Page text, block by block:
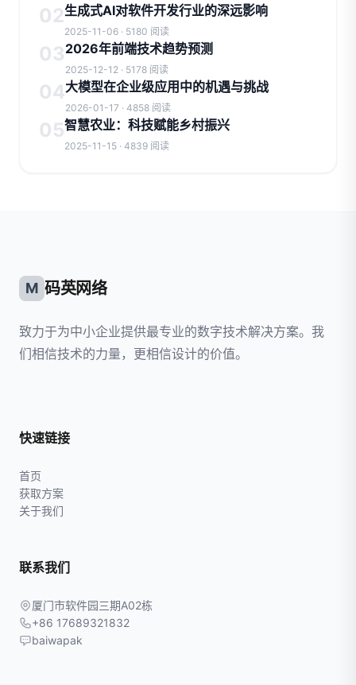
02生成式AI对软件开发行业的深远影响
2025-11-06 · 5180 阅读
032026年前端技术趋势预测
2025-12-12 · 5178 阅读
04大模型在企业级应用中的机遇与挑战
2026-01-17 · 4858 阅读
05智慧农业：科技赋能乡村振兴
2025-11-15 · 4839 阅读
M 码英网络
致力于为中小企业提供最专业的数字技术解决方案。我
们相信技术的力量，更相信设计的价值。
快速链接
首页
获取方案
关于我们
联系我们
厦门市软件园三期A02栋
+86 17689321832
baiwapak